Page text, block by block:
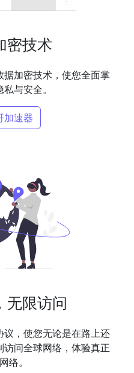
密技术
加密技术，使您全面掌
与安全。
加速器
无限访问
，使您无论是在路上还
问全球网络，体验真正
络。